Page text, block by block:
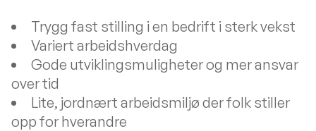
Trygg fast stilling i en bedrift i sterk vekst
Variert arbeidshverdag
Gode utviklingsmuligheter og mer ansvar
over tid
Lite, jordnært arbeidsmiljø der folk stiller
opp for hverandre